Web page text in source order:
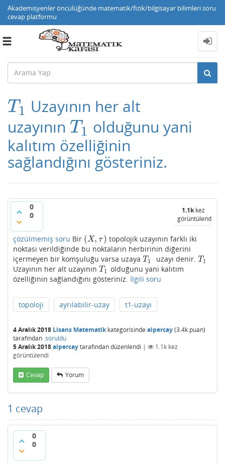
Akademisyenler öncülüğünde matematik/fizik/bilgisayar bilimleri soru
cevap platformu
Toggle
T 1
T1 Uzayının her alt
uzayının T 1
T1 olduğunu yani
kalıtım özelliğinin
sağlandığını gösteriniz.
0
0
1.1kkez
görüntülendi
çözülmemiş soru Bir (X, τ)
(X,τ)
topolojik uzayının farklı iki
noktası verildiğinde bu noktaların herbirinin diğerini
içermeyen bir komşuluğu varsa uzaya T 1
T1 uzayı denir. T 1
T1
Uzayının her alt uzayının T 1
T1 olduğunu yani kalıtım
özelliğinin sağlandığını gösteriniz. İlgili soru
topoloji ayrılabilir-uzay t1-uzayı
4 Aralık 2018 Lisans Matematikkategorisinde alpercay(3.4k puan)
tarafından soruldu
5 Aralık 2018alpercaytarafındandüzenlendi | 1.1k kez
görüntülendi
Cevap Yorum
1 cevap
0
0